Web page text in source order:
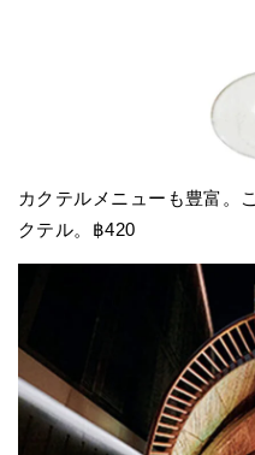
カクテルメニューも豊富。
クテル。฿420